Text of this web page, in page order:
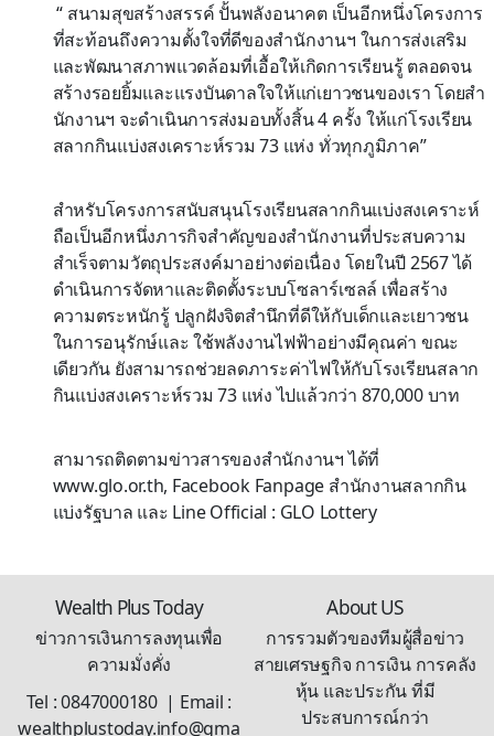
“ สนามสุขสร้างสรรค์ ปั้นพลังอนาคต เป็นอีกหนึ่งโครงการ
ที่สะท้อนถึงความตั้งใจที่ดีของสำนักงานฯ ในการส่งเสริม
และพัฒนาสภาพแวดล้อมที่เอื้อให้เกิดการเรียนรู้ ตลอดจน
สร้างรอยยิ้มและแรงบันดาลใจให้แก่เยาวชนของเรา โดยสำ
นักงานฯ จะดำเนินการส่งมอบทั้งสิ้น 4 ครั้ง ให้แก่โรงเรียน
สลากกินแบ่งสงเคราะห์รวม 73 แห่ง ทั่วทุกภูมิภาค”
สำหรับโครงการสนับสนุนโรงเรียนสลากกินแบ่งสงเคราะห์
ถือเป็นอีกหนึ่งภารกิจสำคัญของสำนักงานที่ประสบความ
สำเร็จตามวัตถุประสงค์มาอย่างต่อเนื่อง โดยในปี 2567 ได้
ดำเนินการจัดหาและติดตั้งระบบโซลาร์เซลล์ เพื่อสร้าง
ความตระหนักรู้ ปลูกฝังจิตสำนึกที่ดีให้กับเด็กและเยาวชน
ในการอนุรักษ์และ ใช้พลังงานไฟฟ้าอย่างมีคุณค่า ขณะ
เดียวกัน ยังสามารถช่วยลดภาระค่าไฟให้กับโรงเรียนสลาก
กินแบ่งสงเคราะห์รวม 73 แห่ง ไปแล้วกว่า 870,000 บาท
สามารถติดตามข่าวสารของสำนักงานฯ ได้ที่
www.glo.or.th, Facebook Fanpage สำนักงานสลากกิน
แบ่งรัฐบาล และ Line Official : GLO Lottery
Wealth Plus Today
ข่าวการเงินการลงทุนเพื่อ
ความมั่งคั่ง
Tel : 0847000180 | Email :
wealthplustoday.info@gma
About US
การรวมตัวของทีมผู้สื่อข่าว
สายเศรษฐกิจ การเงิน การคลัง
หุ้น และประกัน ที่มี
ประสบการณ์กว่า